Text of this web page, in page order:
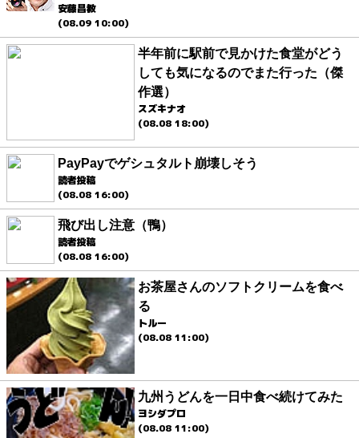
安藤昌教
(08.09 10:00)
半年前に駅前で見かけた食堂がどう
しても気になるのでまた行った（傑
作選）
スズキナオ
(08.08 18:00)
PayPayでゲシュタルト崩壊しそう
読者投稿
(08.08 16:00)
飛び出し注意（鴨）
読者投稿
(08.08 16:00)
お茶屋さんのソフトクリームを食べ
る
トルー
(08.08 11:00)
九州うどんを一日中食べ続けてみた
ヨシダプロ
(08.08 11:00)